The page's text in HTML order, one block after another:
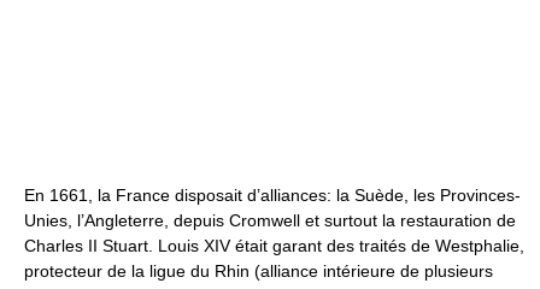
En 1661, la France disposait d’alliances: la Suède, les Provinces-
Unies, l’Angleterre, depuis Cromwell et surtout la restauration de
Charles II Stuart. Louis XIV était garant des traités de Westphalie,
protecteur de la ligue du Rhin (alliance intérieure de plusieurs